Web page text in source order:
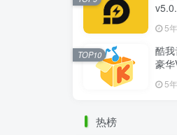
5
酷
豪
5
TOP10
热榜